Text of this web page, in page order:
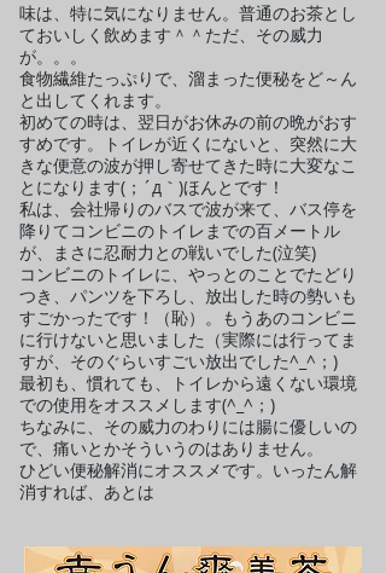
味は、特に気になりません。普通のお茶とし
ておいしく飲めます＾＾ただ、その威力
が。。。
食物繊維たっぷりで、溜まった便秘をど～ん
と出してくれます。
初めての時は、翌日がお休みの前の晩がおす
すめです。トイレが近くにないと、突然に大
きな便意の波が押し寄せてきた時に大変なこ
とになります(；´д｀)ほんとです！
私は、会社帰りのバスで波が来て、バス停を
降りてコンビニのトイレまでの百メートル
が、まさに忍耐力との戦いでした(泣笑)
コンビニのトイレに、やっとのことでたどり
つき、パンツを下ろし、放出した時の勢いも
すごかったです！（恥）。もうあのコンビニ
に行けないと思いました（実際には行ってま
すが、そのぐらいすごい放出でした^_^；)
最初も、慣れても、トイレから遠くない環境
での使用をオススメします(^_^；)
​ちなみに、その威力のわりには腸に優しいの
で、痛いとかそういうのはありません。
ひどい便秘解消にオススメです。いったん解
消すれば、あとは